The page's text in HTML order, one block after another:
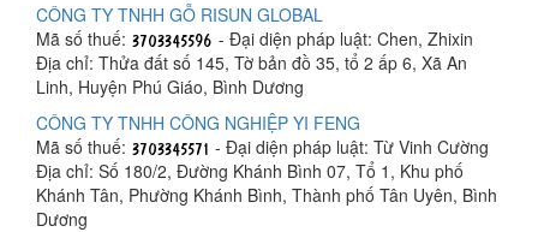
CÔNG TY TNHH GỖ RISUN GLOBAL
Mã số thuế:
- Đại diện pháp luật: Chen, Zhixin
Địa chỉ: Thửa đất số 145, Tờ bản đồ 35, tổ 2 ấp 6, Xã An
Linh, Huyện Phú Giáo, Bình Dương
CÔNG TY TNHH CÔNG NGHIỆP YI FENG
Mã số thuế:
- Đại diện pháp luật: Từ Vinh Cường
Địa chỉ: Số 180/2, Đường Khánh Bình 07, Tổ 1, Khu phố
Khánh Tân, Phường Khánh Bình, Thành phố Tân Uyên, Bình
Dương